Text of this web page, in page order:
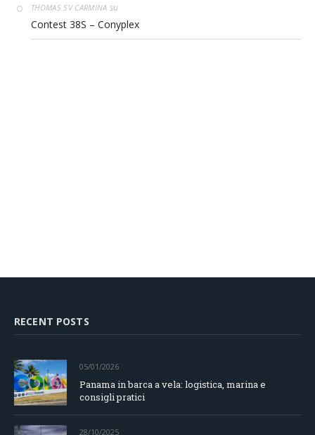
THOMAS SV CARMINA su
Contest 38S – Conyplex
RECENT POSTS
05/01/2026
Panama in barca a vela: logistica, marina e
consigli pratici
28/10/2025